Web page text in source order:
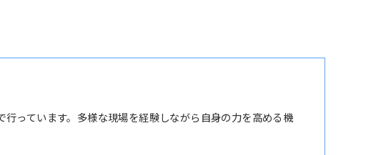
っています。多様な現場を経験しながら自身の力を高める機